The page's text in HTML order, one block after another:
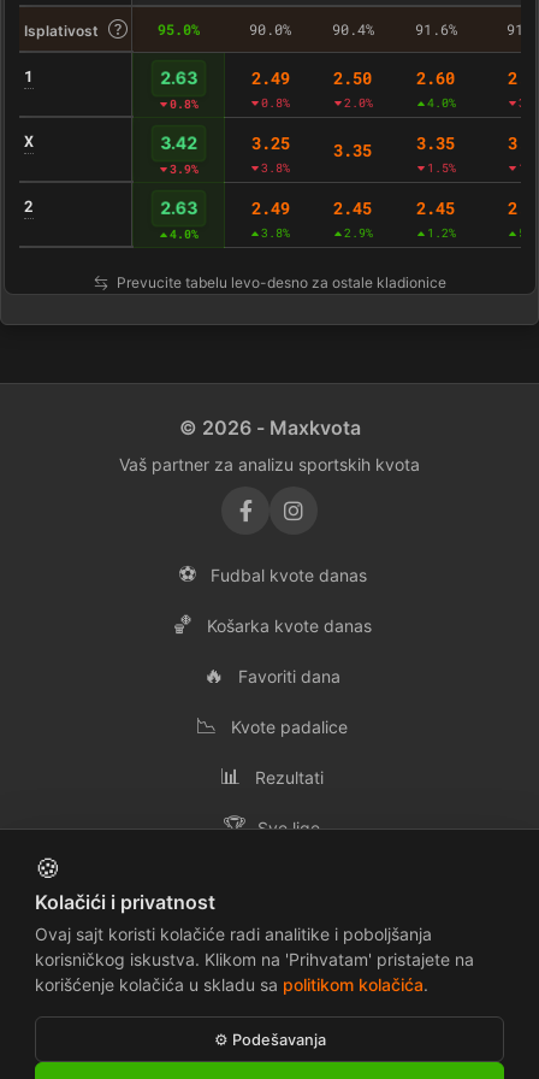
Isplativost 95.0% 90.0% 90.4% 91.6%
1 2.63
0.8%
2.49
0.8%
2.50
2.0%
2.60
4.0%
X 3.42
3.9%
3.25
3.8%
3.35 3.35
1.5%
2 2.63
4.0%
2.49
3.8%
2.45
2.9%
2.45
1.2%
Prevucite tabelu levo-desno za ostale kladionice
© 2026 - Maxkvota
Vaš partner za analizu sportskih kvota
⚽ Fudbal kvote danas
🏀 Košarka kvote danas
🔥 Favoriti dana
📉 Kvote padalice
📊 Rezultati
🏆 Sve lige
✉️ Kontakt
📜 Uslovi korišćenja 🔒
🍪 Politika kolačića ⚠️ Odricanje odgovornosti
🍪
Kolačići i privatnost
Ovaj sajt koristi kolačiće radi analitike i poboljšanja
korisničkog iskustva. Klikom na 'Prihvatam' pristajete na
korišćenje kolačića u skladu sa politikom kolačića.
⚙️ Podešavanja